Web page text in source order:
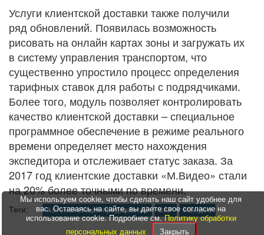
Услуги клиентской доставки также получили
ряд обновлений. Появилась возможность
рисовать на онлайн картах зоны и загружать их
в систему управления транспортом, что
существенно упростило процесс определения
тарифных ставок для работы с подрядчиками.
Более того, модуль позволяет контролировать
качество клиентской доставки – специальное
программное обеспечение в режиме реального
времени определяет место нахождения
экспедитора и отслеживает статус заказа. За
2017 год клиентские доставки «М.Видео» стали
на 20% более точными по времени.
Теги: Автоматизация предприятий SAP МВидео
Мы используем cookie, чтобы сделать наш сайт удобнее для
вас. Оставаясь на сайте, вы даете свое согласие на
использование cookie. Подробнее см.Политику обработки
персональных данных
Закрыть